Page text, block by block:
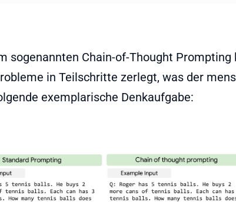
sogenannten Chain-of-Thought
in Teilschritte zerlegt, was der
exemplarische Denkaufgabe: